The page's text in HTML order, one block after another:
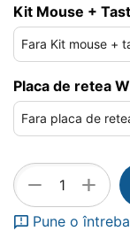
Kit Mouse +
Placa de retea
+
−
Pune o